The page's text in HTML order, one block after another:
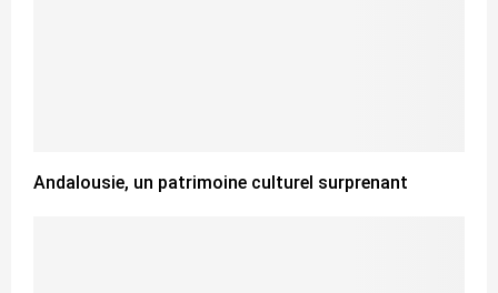
Andalousie, un patrimoine culturel surprenant